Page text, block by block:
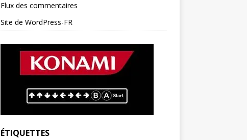
Flux des commentaires
Site de WordPress-FR
ÉTIQUETTES